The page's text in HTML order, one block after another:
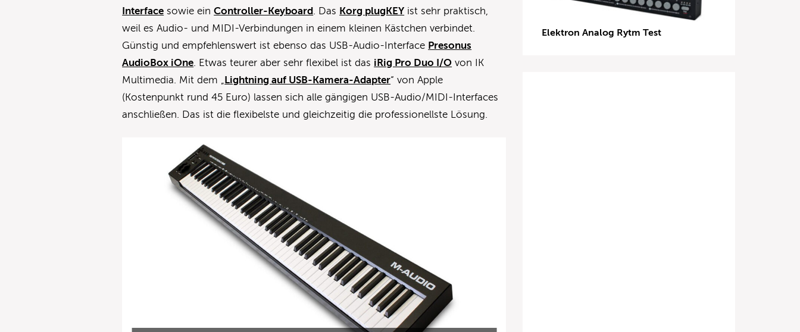
Interface sowie einController-Keyboard . Das Korg plugKEY ist sehr praktisch,
weil es Audio- und MIDI-Verbindungen in einem kleinen Kästchen verbindet.
Günstig und empfehlenswert ist ebenso das USB-Audio-Interface Presonus
AudioBox iOne . Etwas teurer aber sehr flexibel ist das iRig Pro Duo I/O von IK
Multimedia. Mit dem „ Lightning auf USB-Kamera-Adapter“ von Apple
(Kostenpunkt rund 45 Euro) lassen sich alle gängigen USB-Audio/MIDI-Interfaces
anschließen. Das ist die flexibelste und gleichzeitig die professionellste Lösung.
Elektron Analog Rytm Test